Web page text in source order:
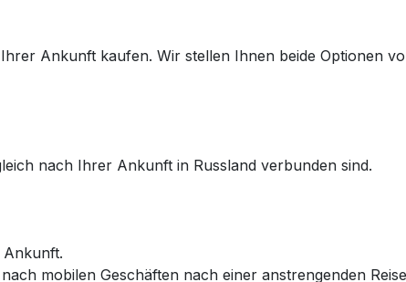
Ankunft kaufen. Wir stellen Ihnen beide Optionen
nach Ihrer Ankunft in Russland verbunden sind.
mobilen Geschäften nach einer anstrengenden